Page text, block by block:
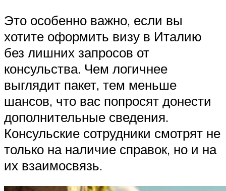
Это особенно важно, если вы
хотите оформить визу в Италию
без лишних запросов от
консульства. Чем логичнее
выглядит пакет, тем меньше
шансов, что вас попросят донести
дополнительные сведения.
Консульские сотрудники смотрят не
только на наличие справок, но и на
их взаимосвязь.